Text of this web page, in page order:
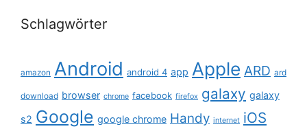
Schlagwörter
amazon Android android 4 app Apple ARD ard
download browser chrome facebook firefox galaxy galaxy
s2 Google google chrome Handy internet iOS